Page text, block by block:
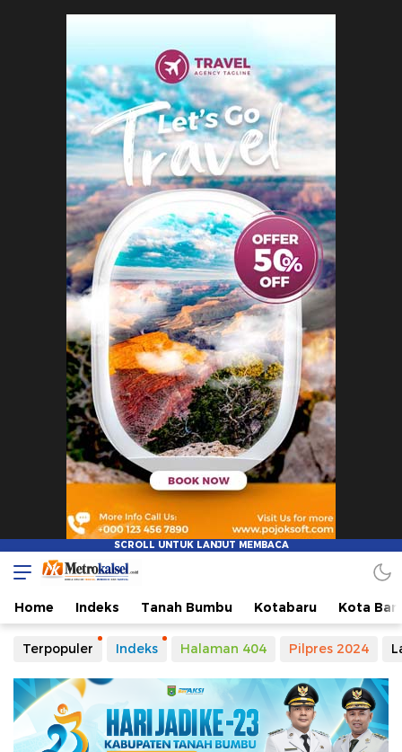
Home Indeks Tanah Bumbu Kotabaru Kota
Terpopuler Indeks Halaman 404 Pilpres 2024